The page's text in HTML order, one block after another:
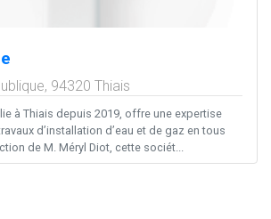
94320 Thiais
à Thiais depuis 2019, offre une expertise
d’installation d’eau et de gaz en tous
de M. Méryl Diot, cette sociét...